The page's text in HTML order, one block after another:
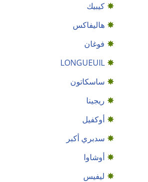
كيبيك
هاليفاكس
فوغان
LONGUEUIL
ساسكاتون
ريجينا
أوكفيل
سدبري أكبر
أوشاوا
ليفيس